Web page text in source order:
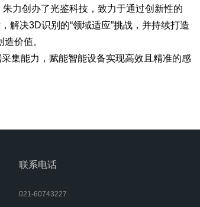
力创办了光鉴科技，致力于通过创新性的
解决3D识别的“领域适应”挑战，并持续打造
价值。
集能力，赋能智能设备实现高效且精准的感
联系电话
021-60743227